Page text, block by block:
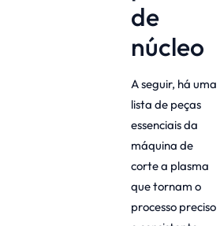
de
núcleo
A seguir, há uma
lista de peças
essenciais da
máquina de
corte a plasma
que tornam o
processo preciso